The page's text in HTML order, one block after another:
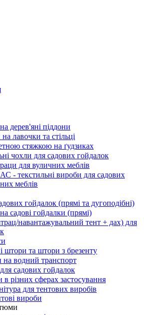
дерев'яні піддони
лавочки та стільці
стяжкою на ґудзиках
чохли для садових гойдалок
для вуличних меблів
текстильні вироби для садових
меблів
гойдалок (прямі та дугоподібні)
садові гойдалки (прямі)
навантажувальний тент + дах) для
штори та штори з брезенту
на водний транспорт
садових гойдалок
в різних сферах застосування
для тентових виробів
вироби